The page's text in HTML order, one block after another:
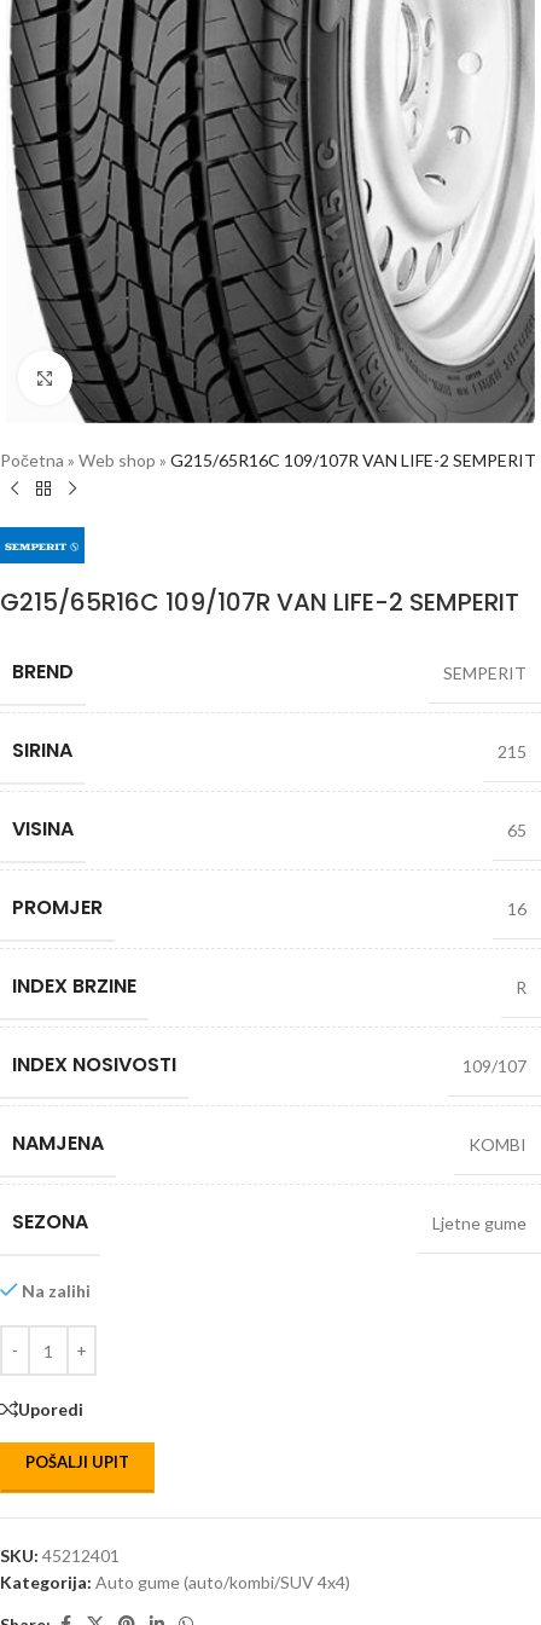
Click to enlarge
Početna » Web shop » G215/65R16C 109/107R VAN LIFE-2 SEMPERIT
G215/65R16C 109/107R VAN LIFE-2 SEMPERIT
BREND SEMPERIT
SIRINA 215
VISINA 65
PROMJER 16
INDEX BRZINE R
INDEX NOSIVOSTI 109/107
NAMJENA KOMBI
SEZONA Ljetne gume
Na zalihi
Uporedi
POŠALJI UPIT
SKU: 45212401
Kategorija: Auto gume (auto/kombi/SUV 4x4)